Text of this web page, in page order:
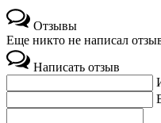
Отзывы
Еще никто не написал
Написать отзыв